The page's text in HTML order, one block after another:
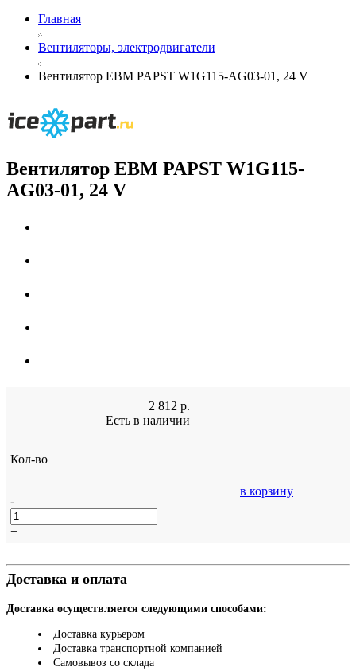
Главная
Вентиляторы, электродвигатели
Вентилятор EBM PAPST W1G115-AG03-01, 24 V
Вентилятор EBM PAPST W1G115-
AG03-01, 24 V
2 812 р.
Есть в наличии
Кол-во
-
+
в корзину
Доставка и оплата
Доставка осуществляется следующими способами:
Доставка курьером
Доставка транспортной компанией
Самовывоз со склада